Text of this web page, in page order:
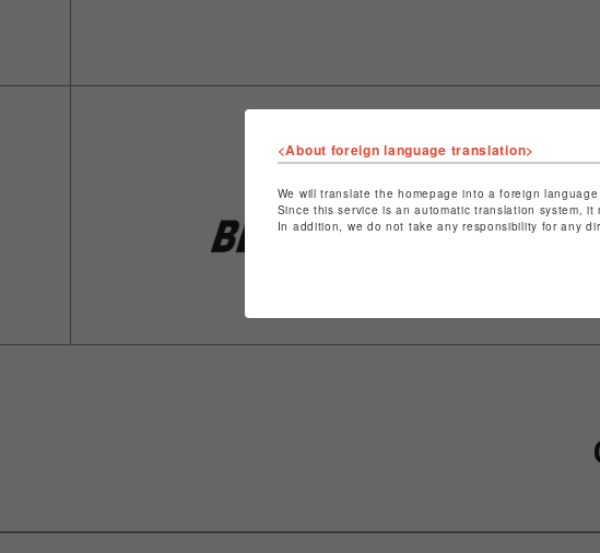
ショップ名
店舗名
特定商取引法な
ショップお問
<About foreign language translation>
We will translate the homepage into a foreign
Since this service is an automatic translation system,
In addition, we do not take any responsibility for any